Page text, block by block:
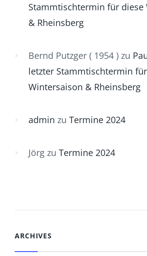
Stammtischtermin für diese
& Rheinsberg
Bernd Putzger ( 1954 ) zu
letzter Stammtischtermin
Wintersaison & Rheinsberg
admin zu Termine 2024
Jörg zu Termine 2024
ARCHIVES